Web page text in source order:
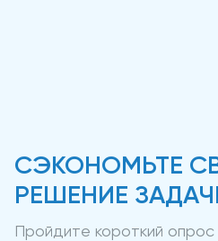
СЭКОНОМЬТЕ
РЕШЕНИЕ
Пройдите короткий опрос